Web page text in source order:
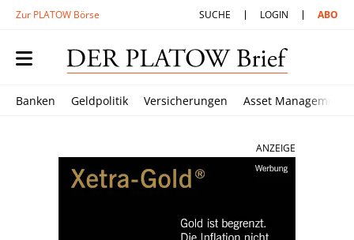
Zur PLATOW Börse SUCHE LOGIN ABO
Banken Geldpolitik Versicherungen Asset Management
ANZEIGE